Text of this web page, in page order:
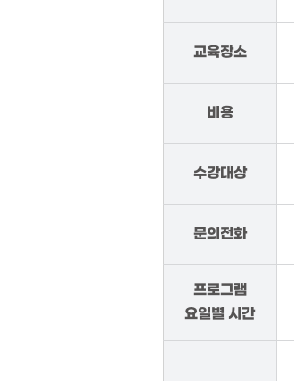
교육장소
비용
수강대상
문의전화
프로그램
요일별 시간